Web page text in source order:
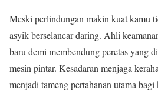
Meski perlindungan makin kuat kamu
asyik berselancar daring. Ahli
baru demi membendung peretas yang
mesin pintar. Kesadaran menjaga
menjadi tameng pertahanan utama